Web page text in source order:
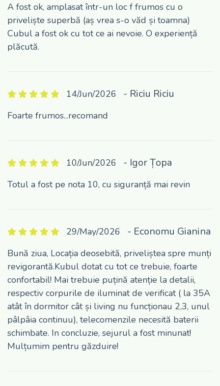
A fost ok, amplasat într-un loc f frumos cu o
priveliște superbă (aș vrea s-o văd și toamna)
Cubul a fost ok cu tot ce ai nevoie. O experiență
plăcută.
14/Jun/2026 - Riciu Riciu
Foarte frumos...recomand
10/Jun/2026 - Igor Țopa
Totul a fost pe nota 10, cu siguranță mai revin
29/May/2026 - Economu Gianina
Bună ziua, Locația deosebită, priveliștea spre munți
revigorantă.Kubul dotat cu tot ce trebuie, foarte
confortabil! Mai trebuie puțină atenție la detalii,
respectiv corpurile de iluminat de verificat ( la 35A
atât în dormitor cât și living nu funcționau 2,3, unul
pâlpâia continuu), telecomenzile necesită baterii
schimbate. In concluzie, sejurul a fost minunat!
Mulțumim pentru găzduire!